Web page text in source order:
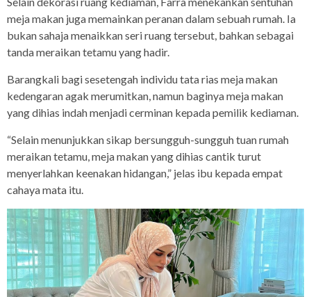
meja makan juga memainkan peranan dalam sebuah rumah. Ia
bukan sahaja menaikkan seri ruang tersebut, bahkan sebagai
tanda meraikan tetamu yang hadir.
Barangkali bagi sesetengah individu tata rias meja makan
kedengaran agak merumitkan, namun baginya meja makan
yang dihias indah menjadi cerminan kepada pemilik kediaman.
“Selain menunjukkan sikap bersungguh-sungguh tuan rumah
meraikan tetamu, meja makan yang dihias cantik turut
menyerlahkan keenakan hidangan,” jelas ibu kepada empat
cahaya mata itu.